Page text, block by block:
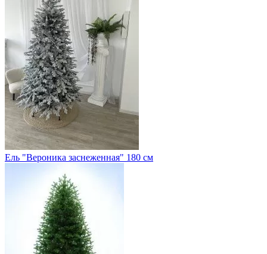
Ель "Вероника заснеженная" 180 см